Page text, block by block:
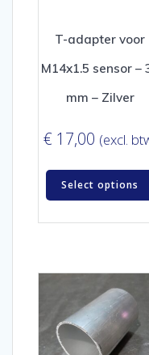
T-adapter voor
M14x1.5 sensor –
mm – Zilver
€ 17,00 (excl.
Select options